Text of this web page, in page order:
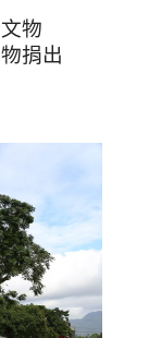
物
捐出